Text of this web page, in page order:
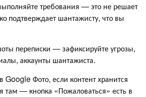
требования — это не решает
подтверждает шантажисту, что вы
переписки — зафиксируйте угрозы,
аккаунты шантажиста.
Google Фото, если контент хранится
там — кнопка «Пожаловаться» есть в